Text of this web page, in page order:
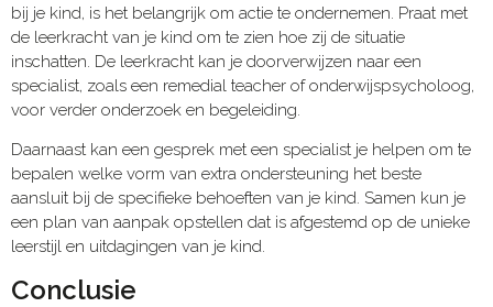
bij je kind, is het belangrijk om actie te ondernemen. Praat met
de leerkracht van je kind om te zien hoe zij de situatie
inschatten. De leerkracht kan je doorverwijzen naar een
specialist, zoals een remedial teacher of onderwijspsycholoog,
voor verder onderzoek en begeleiding.
Daarnaast kan een gesprek met een specialist je helpen om te
bepalen welke vorm van extra ondersteuning het beste
aansluit bij de specifieke behoeften van je kind. Samen kun je
een plan van aanpak opstellen dat is afgestemd op de unieke
leerstijl en uitdagingen van je kind.
Conclusie